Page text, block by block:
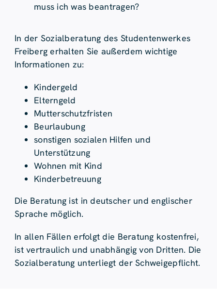
muss ich was beantragen?
In der Sozialberatung des Studentenwerkes
Freiberg erhalten Sie außerdem wichtige
Informationen zu:
Kindergeld
Elterngeld
Mutterschutzfristen
Beurlaubung
sonstigen sozialen Hilfen und
Unterstützung
Wohnen mit Kind
Kinderbetreuung
Die Beratung ist in deutscher und englischer
Sprache möglich.
In allen Fällen erfolgt die Beratung kostenfrei,
ist vertraulich und unabhängig von Dritten. Die
Sozialberatung unterliegt der Schweigepflicht.